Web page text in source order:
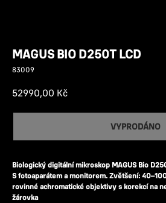
MAGUS BIO D250T LCD
83009
52990,00 Kč
VYPRODÁNO
Biologický digitální mikroskop MAGUS Bio
S fotoaparátem a monitorem. Zvětšení:
rovinné achromatické objektivy s korekcí na
žárovka